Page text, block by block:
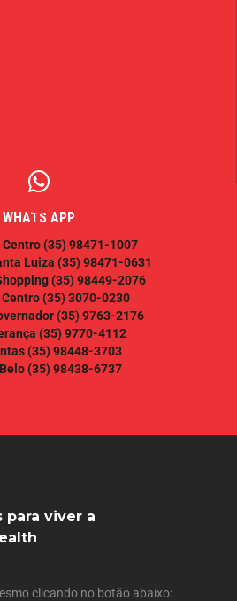
WHATS APP
(35) 98471-1007
Luiza (35) 98471-0631
(35) 98449-2076
(35) 3070-0230
(35) 9763-2176
(35) 9770-4112
(35) 98448-3703
(35) 98438-6737
para viver a
clicando no botão abaixo: